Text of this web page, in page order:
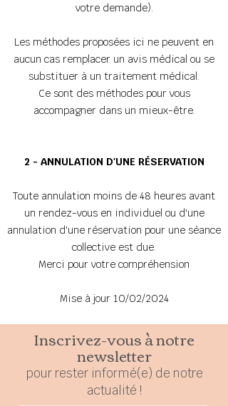
votre demande).
Les méthodes proposées ici ne peuvent en
aucun cas remplacer un avis médical ou se
substituer à un traitement médical.
Ce sont des méthodes pour vous
accompagner dans un mieux-être.
2 - ANNULATION D'UNE RÉSERVATION
Toute annulation moins de 48 heures avant
un rendez-vous en individuel ou d'une
annulation d'une réservation pour une séance
collective est due.
Merci pour votre compréhension
Mise à jour 10/02/2024
Inscrivez-vous à notre
newsletter
pour resterinformé(e) de notre
actualité !